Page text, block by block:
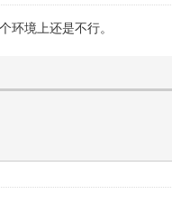
环境上还是不行。